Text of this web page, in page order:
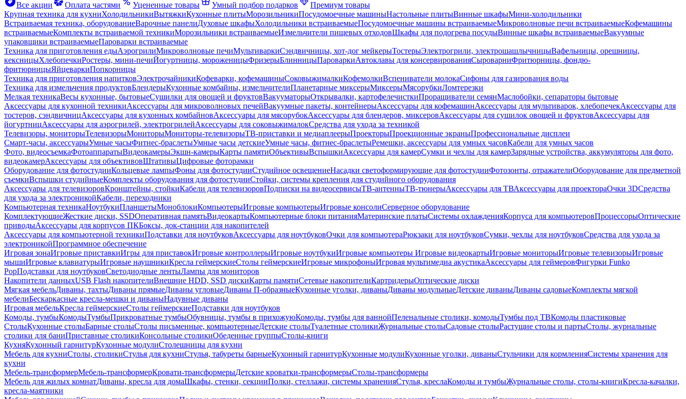
Все акции
Оплата частями Уцененные товары Умный подбор подарков
Премиум товары
Крупная техника для кухниХолодильникиВытяжкиКухонные плитыМорозильникиПосудомоечные машиныНастольные плитыВинные шкафыМини-холодильники
Встраиваемая техника, оборудованиеВарочные панелиДуховые шкафыХолодильники встраиваемыеПосудомоечные машины встраиваемыеМикроволновые печи встраиваемыеКофемашины
встраиваемыеКомплекты встраиваемой техникиМорозильники встраиваемыеИзмельчители пищевых отходовШкафы для подогрева посудыВинные шкафы встраиваемыеВакуумные
упаковщики встраиваемыеПароварки встраиваемые
Техника для приготовления едыАэрогрилиМикроволновые печиМультиваркиСэндвичницы, хот-дог мейкерыТостерыЭлектрогрили, электрошашлычницыВафельницы, орешницы,
кексницыХлебопечкиРостеры, мини-печиЙогуртницы, мороженицыФризерыБлинницыПароваркиАвтоклавы для консервированияСыроварниФритюрницы, фондю-
фритюрницыЯйцеваркиПопкорницы
Техника для приготовления напитковЭлектрочайникиКофеварки, кофемашиныСоковыжималкиКофемолкиВспениватели молокаСифоны для газирования воды
Техника для измельчения продуктовБлендерыКухонные комбайны, измельчителиПланетарные миксерыМиксерыМясорубкиЛомтерезки
Мелкая техникаВесы кухонные, бытовыеСушилки для овощей и фруктовВакууматорыОткрывалки, картофелечисткиПроращиватели семянМаслобойки, сепараторы бытовые
Аксессуары для кухонной техникиАксессуары для микроволновых печейВакуумные пакеты, контейнерыАксессуары для кофемашинАксессуары для мультиварок, хлебопечекАксессуары для
тостеров, сэндвичницАксессуары для кухонных комбайновАксессуары для мясорубокАксессуары для блендеров, миксеровАксессуары для сушилок овощей и фруктовАксессуары для
йогуртницАксессуары для аэрогрилей, электрогрилейАксессуары для соковыжималокСредства для ухода за техникой
Телевизоры, мониторыТелевизорыМониторыМониторы-телевизорыТВ-приставки и медиаплеерыПроекторыПроекционные экраныПрофессиональные дисплеи
Смарт-часы, аксессуарыУмные часыФитнес-браслетыУмные часы детскиеУмные часы, фитнес-браслетыРемешки, аксессуары для умных часовКабели для умных часов
Фото, видеосъемкаФотоаппаратыВидеокамерыЭкшн-камерыКарты памятиОбъективыВспышкиАксессуары для камерСумки и чехлы для камерЗарядные устройства, аккумуляторы для фото,
видеокамерАксессуары для объективовШтативыЦифровые фоторамки
Оборудование для фотостудииКольцевые лампыФоны для фотостудииСтудийное освещениеНасадки светоформирующие для фотостудииФотозонты, отражателиОборудование для предметной
съемкиВспышки студийныеКомплекты оборудования для фотостудииСтойки, системы крепления для студийного оборудования
Аксессуары для телевизоровКронштейны, стойкиКабели для телевизоровПодписки на видеосервисыТВ-антенныТВ-тюнерыАксессуары для ТВАксессуары для проектораОчки 3DСредства
для ухода за электроникойКабели, переходники
Компьютерная техникаНоутбукиПланшетыМоноблокиКомпьютерыИгровые компьютерыИгровые консолиСерверное оборудование
КомплектующиеЖесткие диски, SSDОперативная памятьВидеокартыКомпьютерные блоки питанияМатеринские платыСистемы охлажденияКорпуса для компьютеровПроцессорыОптические
приводыАксессуары для корпусов ПКБоксы, док-станции для накопителей
Аксессуары для компьютерной техникиПодставки для ноутбуковАксессуары для ноутбуковОчки для компьютераРюкзаки для ноутбуковСумки, чехлы для ноутбуковСредства для ухода за
электроникойПрограммное обеспечение
Игровая зонаИгровые приставкиИгры для приставокИгровые контроллерыИгровые ноутбукиИгровые компьютеры Игровые видеокартыИгровые мониторыИгровые телевизорыИгровые
мышиИгровые клавиатурыИгровые наушникиКресла геймерскиеСтолы геймерскиеИгровые микрофоныИгровая мультимедиа акустикаАксессуары для геймеровФигурки Funko
PopПодставки для ноутбуковСветодиодные лентыЛампы для мониторов
Накопители данныхUSB Flash накопителиВнешние HDD, SSD дискиКарты памятиСетевые накопителиКартридерыОптические диски
Мягкая мебельДиваны, тахтыДиваны прямыеДиваны угловыеДиваны П-образныеКухонные уголки, диваныДиваны модульныеДетские диваныДиваны садовыеКомплекты мягкой
мебелиБескаркасные кресла-мешки и диваныНадувные диваны
Игровая мебельКресла геймерскиеСтолы геймерскиеПодставки для ноутбуков
Комоды, тумбыКомодыТумбыПрикроватные тумбыОбувницы, тумбы в прихожуюКомоды, тумбы для ваннойПеленальные столики, комодыТумбы под ТВКомоды пластиковые
СтолыКухонные столыБарные столыСтолы письменные, компьютерныеДетские столыТуалетные столикиЖурнальные столыСадовые столыРастущие столы и партыСтолы, журнальные
столики для баниПриставные столикиКонсольные столикиОбеденные группыСтолы-книги
КухняКухонный гарнитурКухонные модулиСтолешницы для кухни
Мебель для кухниСтолы, столикиСтулья для кухниСтулья, табуреты барныеКухонный гарнитурКухонные модулиКухонные уголки, диваныСтульчики для кормленияСистемы хранения для
кухни
Мебель-трансформерМебель-трансформерКровати-трансформерыДетские кроватки-трансформерыСтолы-трансформеры
Мебель для жилых комнатДиваны, кресла для домаШкафы, стенки, секцииПолки, стеллажи, системы храненияСтулья, креслаКомоды и тумбыЖурнальные столы, столы-книгиКресла-качалки,
кресла-маятники